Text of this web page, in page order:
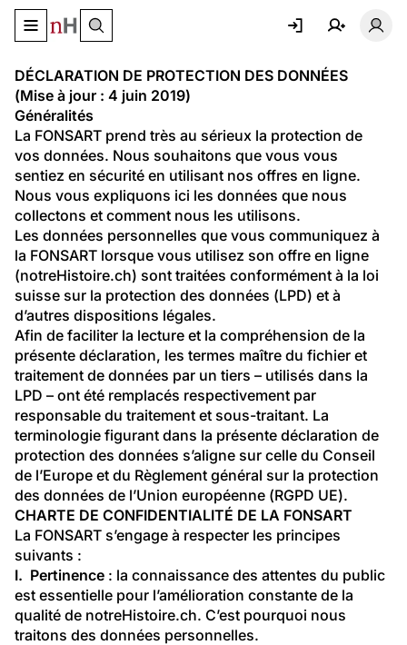
Basculer le menu de navigation
DÉCLARATION DE PROTECTION DES DONNÉES
(Mise à jour : 4 juin 2019)
Généralités
La FONSART prend très au sérieux la protection de
vos données. Nous souhaitons que vous vous
sentiez en sécurité en utilisant nos offres en ligne.
Nous vous expliquons ici les données que nous
collectons et comment nous les utilisons.
Les données personnelles que vous communiquez à
la FONSART lorsque vous utilisez son offre en ligne
(notreHistoire.ch) sont traitées conformément à la loi
suisse sur la protection des données (LPD) et à
d’autres dispositions légales.
Afin de faciliter la lecture et la compréhension de la
présente déclaration, les termes maître du fichier et
traitement de données par un tiers – utilisés dans la
LPD – ont été remplacés respectivement par
responsable du traitement et sous-traitant. La
terminologie figurant dans la présente déclaration de
protection des données s’aligne sur celle du Conseil
de l’Europe et du Règlement général sur la protection
des données de l’Union européenne (RGPD UE).
CHARTE DE CONFIDENTIALITÉ DE LA FONSART
La FONSART s’engage à respecter les principes
suivants :
I.  Pertinence : la connaissance des attentes du public
est essentielle pour l’amélioration constante de la
qualité de notreHistoire.ch. C’est pourquoi nous
traitons des données personnelles.